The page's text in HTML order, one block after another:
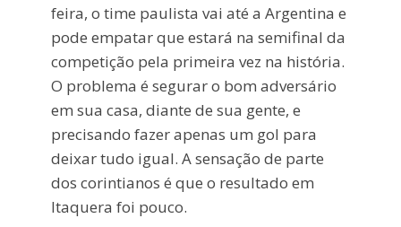
feira, o time paulista vai até a Argentina e
pode empatar que estará na semifinal da
competição pela primeira vez na história.
O problema é segurar o bom adversário
em sua casa, diante de sua gente, e
precisando fazer apenas um gol para
deixar tudo igual. A sensação de parte
dos corintianos é que o resultado em
Itaquera foi pouco.